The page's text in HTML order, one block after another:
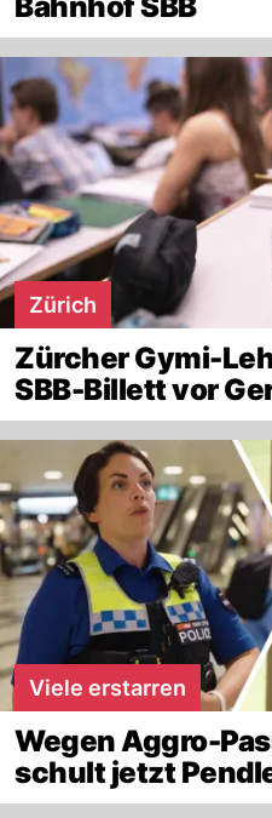
Zürich
Zürcher Gymi-
SBB-Billett vor
Viele erstarren
Wegen Aggro-
schult jetzt